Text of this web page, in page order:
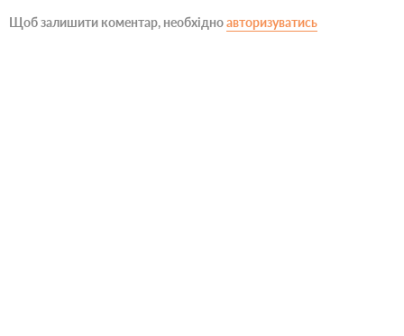
Щоб залишити коментар, необхідноавторизуватись